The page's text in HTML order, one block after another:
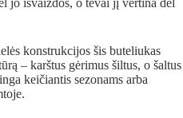
konstrukcijos šis buteliukas
– karštus gėrimus šiltus, o šaltus
keičiantis sezonams arba